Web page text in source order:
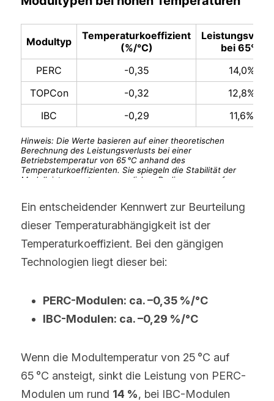
Ein entscheidender Kennwert zur Beurteilung
dieser Temperaturabhängigkeit ist der
Temperaturkoeffizient. Bei den gängigen
Technologien liegt dieser bei:
PERC-Modulen: ca. –0,35 %/°C
IBC-Modulen: ca. –0,29 %/°C
Wenn die Modultemperatur von 25 °C auf
65 °C ansteigt, sinkt die Leistung von PERC-
Modulen um rund 14 %, bei IBC-Modulen